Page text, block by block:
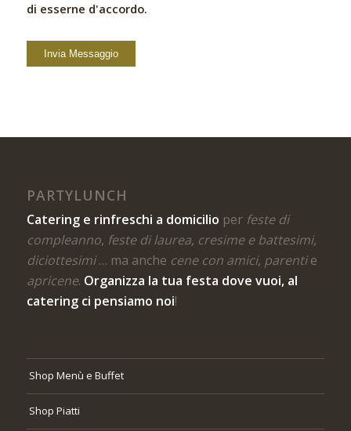
di esserne d'accordo.
PARTYLUNCH
Catering e rinfreschi a domicilio per feste di
compleanno, feste di laurea, cresime e battesimi,
diciottesimi… ma anche cene con amici, parentie
apricene. Organizza la tua festa dove vuoi, al
catering ci pensiamo noi!
Shop Menù e Buffet
Shop Piatti